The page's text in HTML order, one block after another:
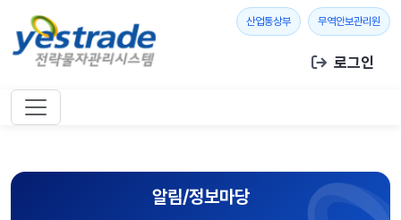
산업통상부새 창 열기무역안보관리원 새
로그인
알림/정보마당